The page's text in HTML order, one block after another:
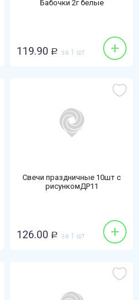
Бабочки 2г белые
119.90 Р за 1 шт +
Свечи праздничные 10шт с
рисункомДР11
126.00 Р за 1 шт +